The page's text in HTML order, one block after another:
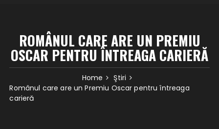
ROMÂNUL CARE ARE UN PREMIU
OSCAR PENTRU ÎNTREAGA CARIERĂ
Home
Ştiri
Românul care are un Premiu Oscar pentru întreaga
carieră